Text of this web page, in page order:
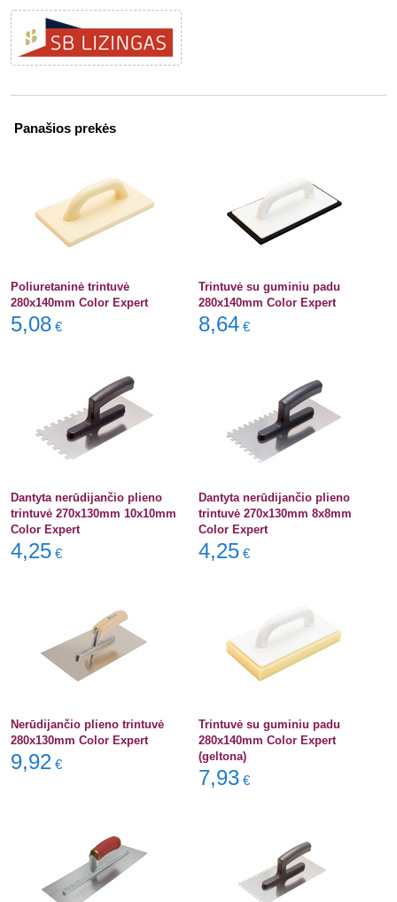
Panašios prekės
Poliuretaninė trintuvė
280x140mm Color Expert
5,08 €
Trintuvė su guminiu padu
280x140mm Color Expert
8,64 €
Dantyta nerūdijančio plieno
trintuvė 270x130mm 10x10mm
Color Expert
4,25 €
Dantyta nerūdijančio plieno
trintuvė 270x130mm 8x8mm
Color Expert
4,25 €
Nerūdijančio plieno trintuvė
280x130mm Color Expert
9,92 €
Trintuvė su guminiu padu
280x140mm Color Expert
(geltona)
7,93 €